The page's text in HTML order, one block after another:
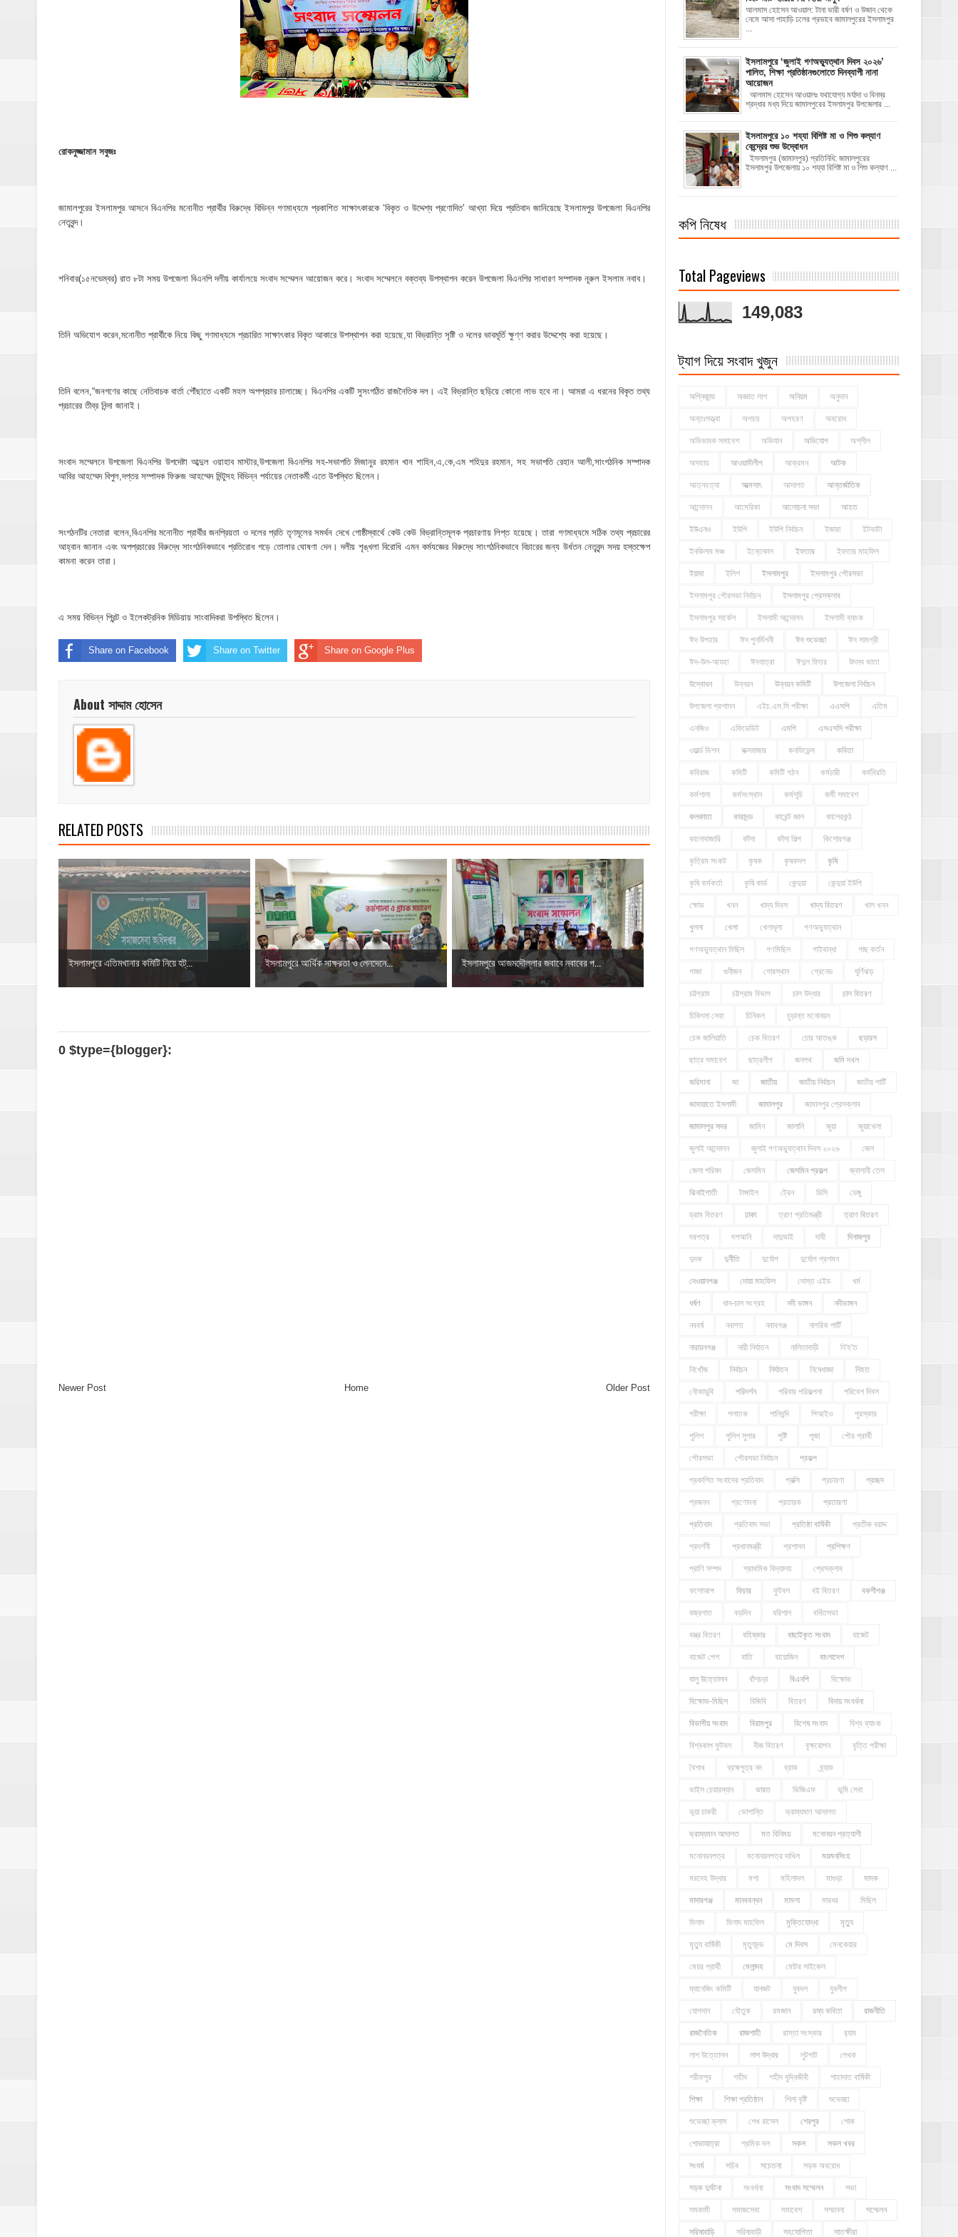
ইসলামপুরে ব্রহ্মপুত্র নদের ভাঙ্গন; চোখের সামনেই ভিটে মাটি হারিয়ে দিশেহারা মানুষ
মনটা আমার কেন যে ভালো লাগে না?- আতিকুর রহমান
ঝিনাইগাতীতে ভাতিজাদের হামলায় চাচী নিহত; হত্যা মামলার প্রস্তুতি
​ইসলামপুরে পূর্বশত্রুতার জেরে প্রতিপক্ষের বসতঘরে মধ্যরাতে তাণ্ডব,গরু,স্বর্ণালঙ্কারসহ বিপুল টাকা লুট
রোকনুজ্জামান সবুজঃ
জামালপুরের ইসলামপুর আসনে বিএনপির মনোনীত প্রার্থীর বিরুদ্ধে বিভিন্ন গণমাধ্যমে প্রকাশিত সাক্ষাৎকারকে ‘বিকৃত ও উদ্দেশ্য প্রণোদিত’ আখ্যা দিয়ে প্রতিবাদ জানিয়েছে ইসলামপুর উপজেলা বিএনপির
নেতৃবৃন্দ।
শনিবার(১৫নভেম্বর) রাত ৮টা সময় উপজেলা বিএনপি দলীয় কার্যালয়ে সংবাদ সম্মেলন আয়োজন করে। সংবাদ সম্মেলনে বক্তব্য উপস্থাপন করেন উপজেলা বিএনপির সাধারণ সম্পাদক নূরুল ইসলাম নবাব।
তিনি অভিযোগ করেন,মনোনীত প্রার্থীকে নিয়ে কিছু গণমাধ্যমে প্রচারিত সাক্ষাৎকার বিকৃত আকারে উপস্থাপন করা হয়েছে,যা বিভ্রান্তি সৃষ্টি ও দলের ভাবমূর্তি ক্ষুণ্ণ করার উদ্দেশ্যে করা হয়েছে।
তিনি বলেন,“জনগণের কাছে নেতিবাচক বার্তা পৌঁছাতে একটি মহল অপপ্রচার চালাচ্ছে। বিএনপির একটি সুসংগঠিত রাজনৈতিক দল। এই বিভ্রান্তি ছড়িয়ে কোনো লাভ হবে না। আমরা এ ধরনের বিকৃত তথ্য
প্রচারের তীব্র নিন্দা জানাই।
সংবাদ সম্মেলনে উপজেলা বিএনপির উপদেষ্টা আব্দুল ওয়াহাব মাস্টার,উপজেলা বিএনপির সহ-সভাপতি মিজানুর রহমান খান শাহিন,এ,কে,এম শহিদুর রহমান, সহ সভাপতি রেহান আলী,সাংগঠনিক সম্পাদক
আবির আহম্মেদ বিপুল,দপ্তর সম্পাদক ফিরুজ আহম্মেদ মিন্টুসহ বিভিন্ন পর্যায়ের নেতাকর্মী এতে উপস্থিত ছিলেন।
সংগঠনটির নেতারা বলেন,বিএনপির মনোনীত প্রার্থীর জনপ্রিয়তা ও দলের প্রতি তৃণমূলের সমর্থন দেখে গোষ্ঠীস্বার্থে কেউ কেউ বিভ্রান্তিমূলক প্রচারণায় লিপ্ত হয়েছে। তারা গণমাধ্যমে সঠিক তথ্য প্রচারের
আহ্বান জানান এবং অপপ্রচারের বিরুদ্ধে সাংগঠনিকভাবে প্রতিরোধ গড়ে তোলার ঘোষণা দেন। দলীয় শৃঙ্খলা বিরোধি এমন কর্মযজ্ঞের বিরুদ্ধে সাংগঠনিকভাবে বিচারের জন্য উর্ধতন নেতৃবৃন্দ সদয় হস্তক্ষেপ
কামনা করেন তারা।
এ সময় বিভিন্ন প্রিন্ট ও ইলেকট্রনিক মিডিয়ায় সাংবাদিকরা উপস্থিত ছিলেন।
Share on Facebook Share on Twitter Share on Google Plus
About সাদ্দাম হোসেন
RELATED POSTS
‎ইসলামপুরে এতিমখানার কমিটি নিয়ে হট্... ইসলামপুরে আর্থিক সাক্ষরতা ও লেনদেনে... ইসলামপুরে আজমদৌল্লার জবাবে নবাবের প...
0 $type={blogger}:
Newer Post Older Post
Home
আলমাস হোসেন আওয়াল: টানা ভারী বর্ষণ ও উজান থেকে
নেমে আসা পাহাড়ি ঢলের প্রভাবে জামালপুরের ইসলামপুর
‎ইসলামপুরে ‘জুলাই গণঅভ্যুত্থান দিবস ২০২৬’
পালিত, শিক্ষা প্রতিষ্ঠানগুলোতে দিনব্যাপী নানা
আয়োজন
‎​আলমাস হোসেন আওয়ালঃ‎ ‎​যথাযোগ্য মর্যাদা ও বিনম্র
শ্রদ্ধার মধ্য দিয়ে জামালপুরের ইসলামপুর উপজেলার ...
ইসলামপুরে ১০ শয্যা বিশিষ্ট মা ও শিশু কল্যাণ
কেন্দ্রের শুভ উদ্বোধন
ইসলামপুর (জামালপুর) প্রতিনিধি: জামালপুরের
ইসলামপুর উপজেলায় ১০ শয্যা বিশিষ্ট মা ও শিশু কল্যাণ ...
কপি নিষেধ
Total Pageviews
149,083
ট্যাগ দিয়ে সংবাদ খুজুন
অগ্নিকান্ড অজ্ঞাত লাশ অনিয়ম অনুদান
অন্তঃসত্ত্বা অপচয় অপহরণ অবরোধ
অভিভাবক সমাবেশ অভিযান অভিযোগ অশ্লীল
অসহায় আওয়ামীলীগ আক্রমন আটক
আত্নহত্যা আত্মসাৎ আদালত আন্তর্জাতিক
আন্দোলন আমেরিকা আলোচনা সভা আহত
ইউএনও ইউপি ইউপি নির্বাচন ইজারা ইটভাটা
ইনকিলাব মঞ্চ ইন্তেকাল ইফতার ইফতার মাহফিল
ইয়াবা ইলিশ ইসলামপুর ইসলামপুর পৌরসভা
ইসলামপুর পৌরসভা নির্বাচন ইসলামপুর প্রেসক্লাব
ইসলামপুর সার্কেল ইসলামী আন্দোলন ইসলামী ব্যাংক
ঈদ উপহার ঈদ পুনর্মিলনী ঈদ শুভেচ্ছা ঈদ সামগ্রী
ঈদ-উল-আযহা ঈদযাত্রা ঈদুল ফিতর উৎসব ভাতা
উদ্বোধন উন্নয়ন উন্নয়ন কমিটি উপজেলা নির্বাচন
উপজেলা প্রশাসন এইচ.এস.সি পরীক্ষা এএসপি এতিম
এনজিও এফিডেভিট এমপি এসএসসি পরীক্ষা
ওয়ার্ল্ড ভিশন কক্সবাজার কনফিডেন্স কবিতা
কবিরাজ কমিটি কমিটি গঠন কর্মচারী কর্মবিরতি
কর্মশালা কর্মসংস্থান কর্মসূচি কর্মী সমাবেশ
কলকাতা কারাদন্ড কারেন্ট জাল কালেরকন্ঠ
কালোবাজারি কাঁসা কাঁসা শিল্প কিশোরগঞ্জ
কৃত্রিম সংকট কৃষক কৃষকদল কৃষি
কৃষি কর্মকর্তা কৃষি কার্ড কেন্দুয়া কেন্দুয়া ইউপি
ক্ষোভ খনন খাদ্য দিবস খাদ্য বিতরণ খাল খনন
খুলনা খেলা খেলাধূলা গণঅভ্যুত্থান
গণঅভ্যুত্থান মিছিল গণমিছিল গাইবান্ধা গাছ কর্তন
গাজা গুনীজন গোরস্থান গ্রেনেড ঘূর্ণিঝড়
চট্টগ্রাম চট্টগ্রাম বিভাগ চাল উদ্ধার চাল বিতরণ
চিকিৎসা সেবা চিনিকল চুড়ান্ত মনোনয়ন
চেক জালিয়াতি চেক বিতরণ চোর আতঙ্ক ছড়ারস
ছাত্র সমাবেশ ছাত্রলীগ জনপথ জমি দখল
জরিমানা জা জাতীয় জাতীয় নির্বাচন জাতীয় পার্টি
জামায়াতে ইসলামী জামালপুর জামালপুর প্রেসক্লাব
জামালপুর সদর জামিন জালানি জুয়া জুয়াখেলা
জুলাই আন্দোলন জুলাই গণঅভ্যুত্থান দিবস ২০২৬ জেল
জেলা পরিষদ জেসমিন জেসমিন প্রকল্প জ্বালানী তেল
ঝিনাইগাতী টাঙ্গাইল ট্রেন ডিসি ডেঙ্গু
ড্রাম বিতরণ ঢাকা ত্রাণ প্রতিমন্ত্রী ত্রাণ বিতরণ
দরপত্র দশআনি দাদুভাই দাবী দিনাজপুর
দুদক দুর্নীতি দুর্যোগ দুর্যোগ প্রশমন
দেওয়ানগঞ্জ দোয়া মাহফিল দোস্ত এইড ধর্ম
ধর্ষণ ধান-চাল সংগ্রহ নদী ভাঙ্গন নদীভাঙ্গন
নববর্ষ নবাগত নবাবগঞ্জ নাগরিক পার্টি
নারায়নগঞ্জ নারী নির্যাতন নালিতাবাড়ী নি'হ'ত
নিখোঁজ নির্বাচন নির্যাতন নিষেধাজ্ঞা নিহত
নৌকাডুবি পরিদর্শন পরিবার পরিকল্পনা পরিবেশ দিবস
পরীক্ষা পলাতক পানিবন্দি পিআইও পুরস্কার
পুলিশ পুলিশ সুপার পুষ্টি পূজা পৌর প্রার্থী
পৌরসভা পৌরসভা নির্বাচন প্রকল্প
প্রকাশিত সংবাদের প্রতিবাদ প্রক্সি প্রচারণা প্রচ্ছদ
প্রজনন প্রণোদনা প্রতারক প্রতারণা
প্রতিবাদ প্রতিবাদ সভা প্রতিষ্ঠা বার্ষিকী প্রতীক বরাদ্দ
প্রদর্শনী প্রধানমন্ত্রী প্রশাসন প্রশিক্ষণ
প্রাণি সম্পদ প্রাথমিক বিদ্যালয় প্রেসক্লাব
ফলোআপ ফিচার ফুটবল বই বিতরণ বকশীগঞ্জ
বজ্রপাত বড়দিন বরিশাল বর্ধিতসভা
বস্ত্র বিতরণ বহিষ্কার বাছাইকৃত সংবাদ বাজেট
বাজেট পেশ বাতি বায়োজিন বাংলাদেশ
বালু উত্তোলন বাঁশচড়া বিএনপি বিক্ষোভ
বিক্ষোভ-মিছিল বিজিবি বিতরণ বিদায় সংবর্ধনা
বিভাগীয় সংবাদ বিরামপুর বিশেষ সংবাদ বিশ্ব ব্যাংক
বিশ্বকাপ ফুটবল বীজ বিতরণ বৃক্ষরোপন বৃত্তি পরীক্ষা
বৈশাখ ব্রহ্মপুত্র নদ ব্রাক ব্র্যাক
ভাইস চেয়ারম্যান ভারত ভিজিএফ ভূমি সেবা
ভূয়া চাকরী ভোগান্তি ভ্রাম্যমাণ আদালত
ভ্রাম্যমান আদালত মত বিনিময় মনোনয়ন প্রত্যাশী
মনোনয়নপত্র মনোনয়নপত্র দাখিল ময়মনসিংহ
মরদেহ উদ্ধার মশা মহিলাদল মাগুড়া মাদক
মাদারগঞ্জ মানববন্ধন মামলা মারধর মিছিল
মিলাদ মিলাদ মাহফিল মুক্তিযোদ্ধা মৃত্যু
মৃত্যু বার্ষিকী মৃত্যুদন্ড মে দিবস মেনকেয়ার
মেয়র প্রার্থী মেলান্দহ মোটর সাইকেল
ম্যানেজিং কমিটি যানজট যুবদল যুবলীগ
যোগদান যৌতুক রমজান রম্য কবিতা রাজনীতি
রাজনৈতিক রাজশাহী রাস্তা সংস্কার র‍্যাব
লাশ উত্তোলন লাশ উদ্ধার লুটপাট লেখক
শরীফপুর শহীদ শহীদ বুদ্ধিজীবী শাহাদাত বার্ষিকী
শিক্ষা শিক্ষা প্রতিষ্ঠান শিলা বৃষ্টি শুভেচ্ছা
শুভেচ্ছা ক্লাস শেখ রাসেল শেরপুর শোক
শোভাযাত্রা শ্রমিক দল সকল সকল খবর
সংঘর্ষ সচিব সচেতনা সড়ক অবরোধ
সড়ক দুর্ঘটনা সংবর্ধনা সংবাদ সম্মেলন সভা
সমকামী সমাজসেবা সমাবেশ সম্মাননা সম্মেলন
সরিষাবাড়ি সরিষাবাড়ী সহযোগিতা সাতক্ষীরা